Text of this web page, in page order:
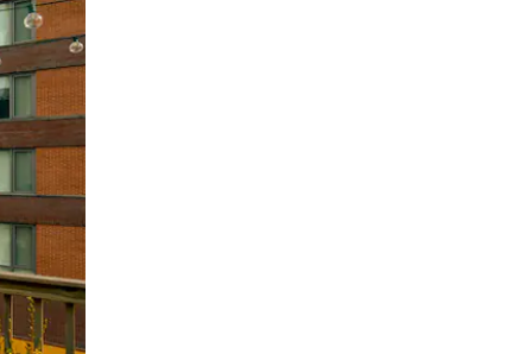
pomocą gestów dotykowych lub przesuwania.